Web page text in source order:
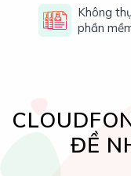
Không
phần
ĐỀ